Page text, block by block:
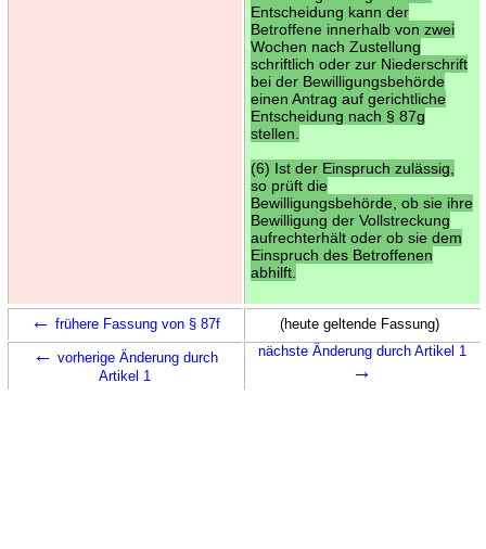
Entscheidung kann der
Betroffene innerhalb von zwei
Wochen nach Zustellung
schriftlich oder zur Niederschrift
bei der Bewilligungsbehörde
einen Antrag auf gerichtliche
Entscheidung nach § 87g
stellen.
(6) Ist der Einspruch zulässig,
so prüft die
Bewilligungsbehörde, ob sie ihre
Bewilligung der Vollstreckung
aufrechterhält oder ob sie dem
Einspruch des Betroffenen
abhilft.
← frühere Fassung von § 87f (heute geltende Fassung)
← vorherige Änderung durch
Artikel 1
nächste Änderung durch Artikel 1
→